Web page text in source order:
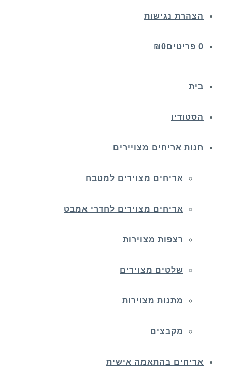
הצהרת נגישות
0 פריטים ₪0
בית
הסטודיו
חנות אריחים מצויירים
אריחים מצוירים למטבח
אריחים מצוירים לחדרי אמבט
רצפות מצוירות
שלטים מצוירים
מתנות מצוירות
מקבצים
אריחים בהתאמה אישית